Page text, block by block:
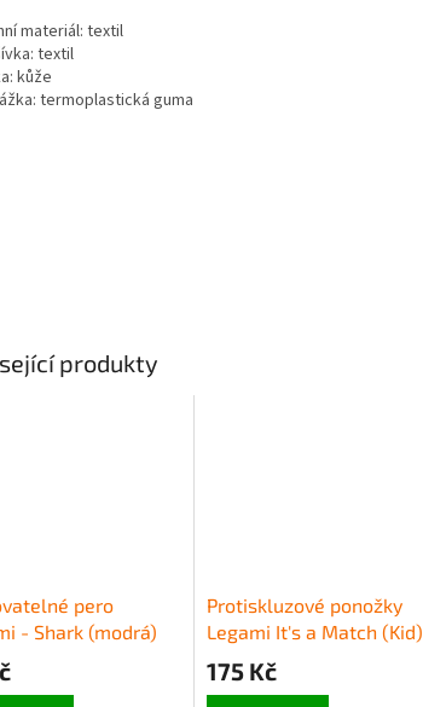
produkty
pero
- Shark (modrá)
Protiskluzové ponožky
Legami It's a Match (Kid)
- Penguin
175 Kč
materiál: textil
textil
kůže
termoplastická guma